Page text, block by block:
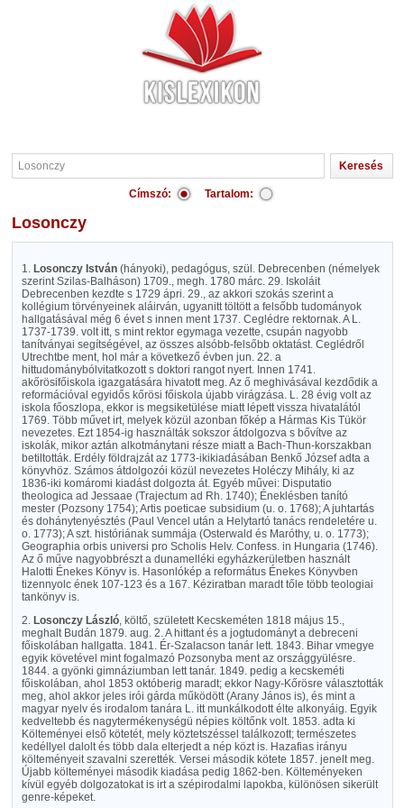
Címszó: Tartalom:
Losonczy
1. Losonczy István(hányoki), pedagógus, szül. Debrecenben (némelyek
szerint Szilas-Balháson) 1709., megh. 1780 márc. 29. Iskoláit
Debrecenben kezdte s 1729 ápri. 29., az akkori szokás szerint a
kollégium törvényeinek aláirván, ugyanitt töltött a felsőbb tudományok
hallgatásával még 6 évet s innen ment 1737. Ceglédre rektornak. A L.
1737-1739. volt itt, s mint rektor egymaga vezette, csupán nagyobb
tanítványai segítségével, az összes alsóbb-felsőbb oktatást. Ceglédről
Utrechtbe ment, hol már a következő évben jun. 22. a
hittudománybólvitatkozott s doktori rangot nyert. Innen 1741.
akőrösifőiskola igazgatására hivatott meg. Az ő meghivásával kezdődik a
reformációval egyidős kőrösi főiskola újabb virágzása. L. 28 évig volt az
iskola főoszlopa, ekkor is megsiketülése miatt lépett vissza hivatalától
1769. Több művet irt, melyek közül azonban főkép a Hármas Kis Tükör
nevezetes. Ezt 1854-ig használták sokszor átdolgozva s bővítve az
iskolák, mikor aztán alkotmánytani része miatt a Bach-Thun-korszakban
betiltották. Erdély földrajzát az 1773-ikikiadásában Benkő József adta a
könyvhöz. Számos átdolgozói közül nevezetes Holéczy Mihály, ki az
1836-iki komáromi kiadást dolgozta át. Egyéb művei: Disputatio
theologica ad Jessaae (Trajectum ad Rh. 1740); Éneklésben tanító
mester (Pozsony 1754); Artis poeticae subsidium (u. o. 1768); A juhtartás
és dohánytenyésztés (Paul Vencel után a Helytartó tanács rendeletére u.
o. 1773); A szt. históriának summája (Osterwald és Maróthy, u. o. 1773);
Geographia orbis universi pro Scholis Helv. Confess. in Hungaria (1746).
Az ő műve nagyobbrészt a dunamelléki egyházkerületben használt
Halotti Énekes Könyv is. Hasonlókép a református Énekes Könyvben
tizennyolc ének 107-123 és a 167. Kéziratban maradt tőle több teologiai
tankönyv is.
2. Losonczy László, költő, született Kecskeméten 1818 május 15.,
meghalt Budán 1879. aug. 2. A hittant és a jogtudományt a debreceni
főiskolában hallgatta. 1841. Ér-Szalacson tanár lett. 1843. Bihar vmegye
egyik követével mint fogalmazó Pozsonyba ment az országgyülésre.
1844. a gyönki gimnáziumban lett tanár. 1849. pedig a kecskeméti
főiskolában, ahol 1853 októberig maradt; ekkor Nagy-Kőrösre választották
meg, ahol akkor jeles irói gárda működött (Arany János is), és mint a
magyar nyelv és irodalom tanára L. itt munkálkodott élte alkonyáig. Egyik
kedveltebb és nagytermékenységü népies költőnk volt. 1853. adta ki
Költeményei első kötetét, mely köztetszéssel találkozott; természetes
kedéllyel dalolt és több dala elterjedt a nép közt is. Hazafias irányu
költeményeit szavalni szerették. Versei második kötete 1857. jenelt meg.
Újabb költeményei második kiadása pedig 1862-ben. Költeményeken
kívül egyéb dolgozatokat is irt a szépirodalmi lapokba, különösen sikerült
genre-képeket.